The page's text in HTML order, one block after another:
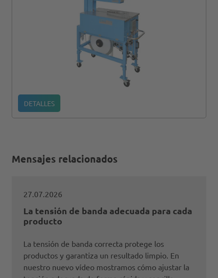
DETALLES
Mensajes relacionados
27.07.2026
La tensión de banda adecuada para cada
producto
La tensión de banda correcta protege los
productos y garantiza un resultado limpio. En
nuestro nuevo vídeo mostramos cómo ajustar la